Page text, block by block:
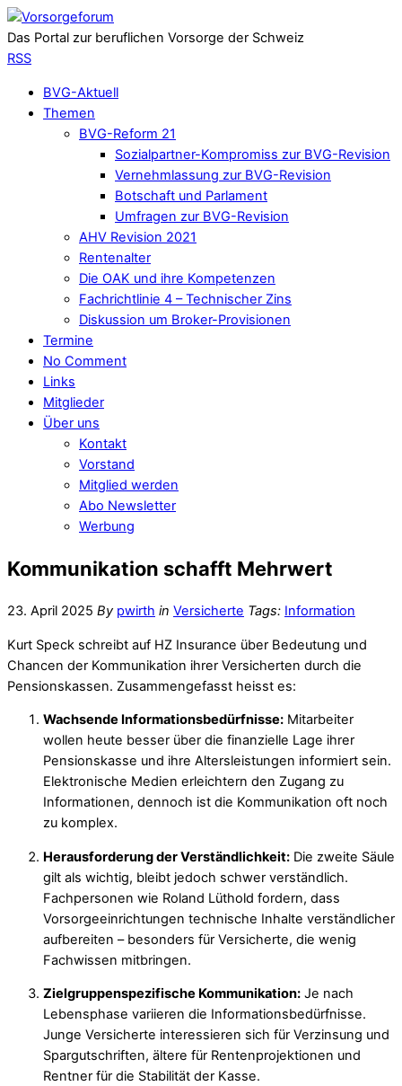
Das Portal zur beruflichen Vorsorge der Schweiz
RSS
BVG-Aktuell
Themen
BVG-Reform 21
Sozialpartner-Kompromiss zur BVG-Revision
Vernehmlassung zur BVG-Revision
Botschaft und Parlament
Umfragen zur BVG-Revision
AHV Revision 2021
Rentenalter
Die OAK und ihre Kompetenzen
Fachrichtlinie 4 – Technischer Zins
Diskussion um Broker-Provisionen
Termine
No Comment
Links
Mitglieder
Über uns
Kontakt
Vorstand
Mitglied werden
Abo Newsletter
Werbung
Kommunikation schafft Mehrwert
23. April 2025 By pwirth in Versicherte Tags: Information
Kurt Speck schreibt auf HZ Insurance über Bedeutung und
Chancen der Kommunikation ihrer Versicherten durch die
Pensionskassen. Zusammengefasst heisst es:
Wachsende Informationsbedürfnisse: Mitarbeiter
wollen heute besser über die finanzielle Lage ihrer
Pensionskasse und ihre Altersleistungen informiert sein.
Elektronische Medien erleichtern den Zugang zu
Informationen, dennoch ist die Kommunikation oft noch
zu komplex.
Herausforderung der Verständlichkeit: Die zweite Säule
gilt als wichtig, bleibt jedoch schwer verständlich.
Fachpersonen wie Roland Lüthold fordern, dass
Vorsorgeeinrichtungen technische Inhalte verständlicher
aufbereiten – besonders für Versicherte, die wenig
Fachwissen mitbringen.
Zielgruppenspezifische Kommunikation: Je nach
Lebensphase variieren die Informationsbedürfnisse.
Junge Versicherte interessieren sich für Verzinsung und
Spargutschriften, ältere für Rentenprojektionen und
Rentner für die Stabilität der Kasse.